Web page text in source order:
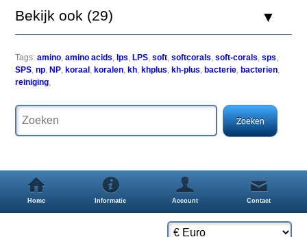
druppel
liter
per
dag
de
eerste
informatie
Inhoud
150ml
Bekijk ook (29)
Tags: amino,amino acids, lps, LPS,soft,softcorals,soft-corals,sps,
SPS,np, NP, koraal , koralen, kh, khplus, kh-plus, bacterie, bacterien,
reiniging,
Home Informatie Account Contact